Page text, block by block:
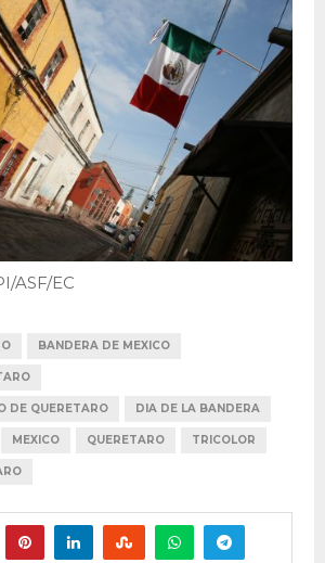
ASF/EC
BANDERA DE MEXICO
DE QUERETARO DIA DE LA BANDERA
MEXICO QUERETARO TRICOLOR